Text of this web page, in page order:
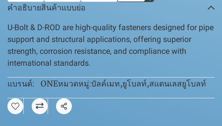
คำอธิบายสินค้าแบบย่อ
U-Bolt & D-ROD are high-quality fasteners designed for pipe
support and structural applications, offering superior
strength, corrosion resistance, and compliance with
international standards.
แบรนด์: ONEหมวดหมู่:บัลค์เมท,ยูโบลท์,สแตนเลสยูโบลท์
แชร์